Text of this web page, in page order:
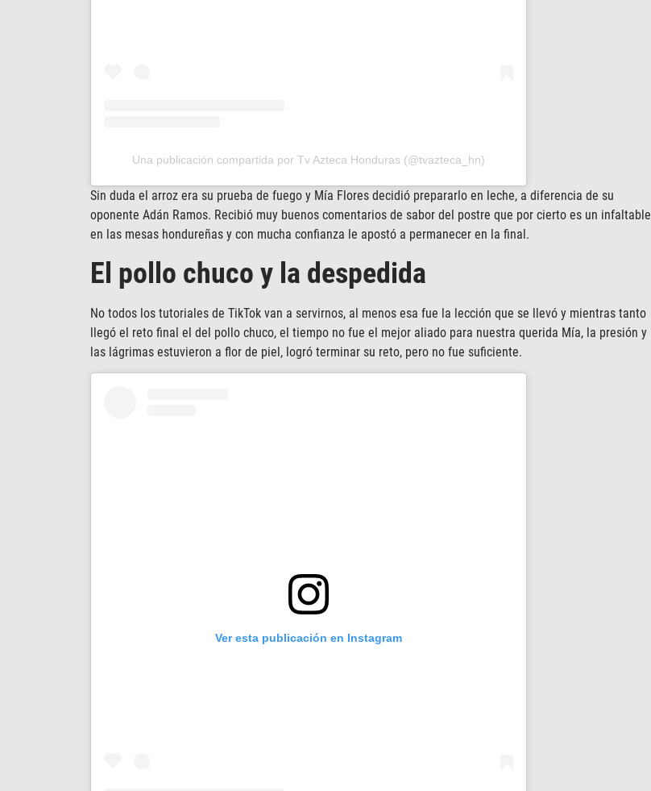
Una publicación compartida por Tv Azteca Honduras (@tvazteca_hn)
Sin duda el arroz era su prueba de fuego y Mía Flores decidió prepararlo en leche, a diferencia de su
oponente Adán Ramos. Recibió muy buenos comentarios de sabor del postre que por cierto es un infaltable
en las mesas hondureñas y con mucha confianza le apostó a permanecer en la final.
El pollo chuco y la despedida
No todos los tutoriales de TikTok van a servirnos, al menos esa fue la lección que se llevó y mientras tanto
llegó el reto final el del pollo chuco, el tiempo no fue el mejor aliado para nuestra querida Mía, la presión y
las lágrimas estuvieron a flor de piel, logró terminar su reto, pero no fue suficiente.
Ver esta publicación en Instagram